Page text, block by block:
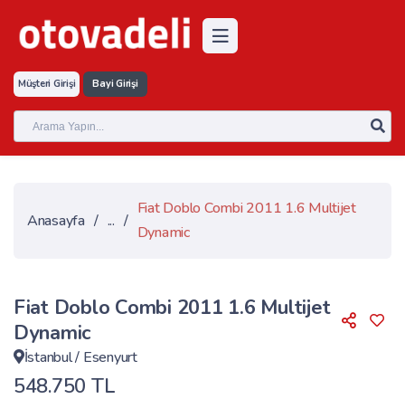
Müşteri Girişi Bayi Girişi
Anasayfa / ... /
Fiat Doblo Combi 2011 1.6 Multijet
Dynamic
Fiat Doblo Combi 2011 1.6 Multijet
Dynamic
İstanbul/ Esenyurt
548.750 TL